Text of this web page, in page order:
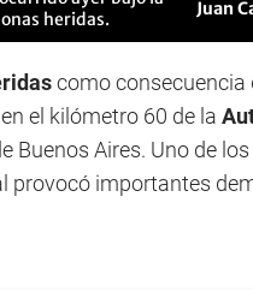
heridas.
Juan
como consecuencia
el kilómetro 60 de la
Buenos Aires. Uno de
provocó importantes